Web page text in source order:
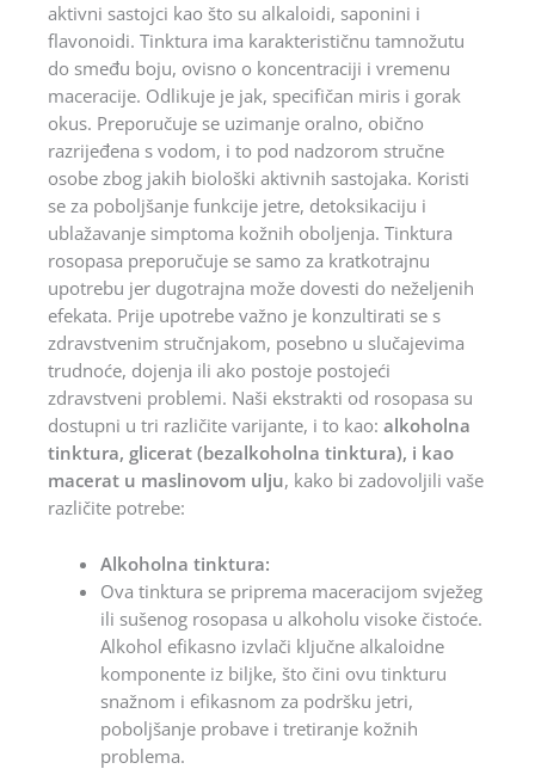
aktivni sastojci kao što su alkaloidi, saponini i
flavonoidi. Tinktura ima karakterističnu tamnožutu
do smeđu boju, ovisno o koncentraciji i vremenu
maceracije. Odlikuje je jak, specifičan miris i gorak
okus. Preporučuje se uzimanje oralno, obično
razrijeđena s vodom, i to pod nadzorom stručne
osobe zbog jakih biološki aktivnih sastojaka. Koristi
se za poboljšanje funkcije jetre, detoksikaciju i
ublažavanje simptoma kožnih oboljenja. Tinktura
rosopasa preporučuje se samo za kratkotrajnu
upotrebu jer dugotrajna može dovesti do neželjenih
efekata. Prije upotrebe važno je konzultirati se s
zdravstvenim stručnjakom, posebno u slučajevima
trudnoće, dojenja ili ako postoje postojeći
zdravstveni problemi. Naši ekstrakti od rosopasa su
dostupni u tri različite varijante, i to kao: alkoholna
tinktura, glicerat (bezalkoholna tinktura), i kao
macerat u maslinovom ulju, kako bi zadovoljili vaše
različite potrebe:
Alkoholna tinktura:
Ova tinktura se priprema maceracijom svježeg
ili sušenog rosopasa u alkoholu visoke čistoće.
Alkohol efikasno izvlači ključne alkaloidne
komponente iz biljke, što čini ovu tinkturu
snažnom i efikasnom za podršku jetri,
poboljšanje probave i tretiranje kožnih
problema.